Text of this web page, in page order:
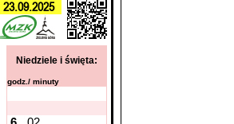
23.09.2025
Niedziele i święta:
godz./ minuty